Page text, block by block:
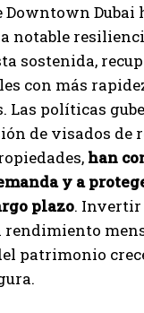
Dubai
notable
sostenida,
con más
Las políticas
de visados de
han
y a
plazo. Invertir
rendimiento
patrimonio